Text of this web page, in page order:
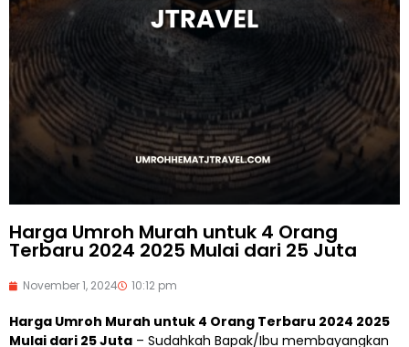
Harga Umroh Murah untuk 4 Orang
Terbaru 2024 2025 Mulai dari 25 Juta
November 1, 2024 10:12 pm
Harga Umroh Murah untuk 4 Orang Terbaru 2024 2025
Mulai dari 25 Juta – Sudahkah Bapak/Ibu membayangkan